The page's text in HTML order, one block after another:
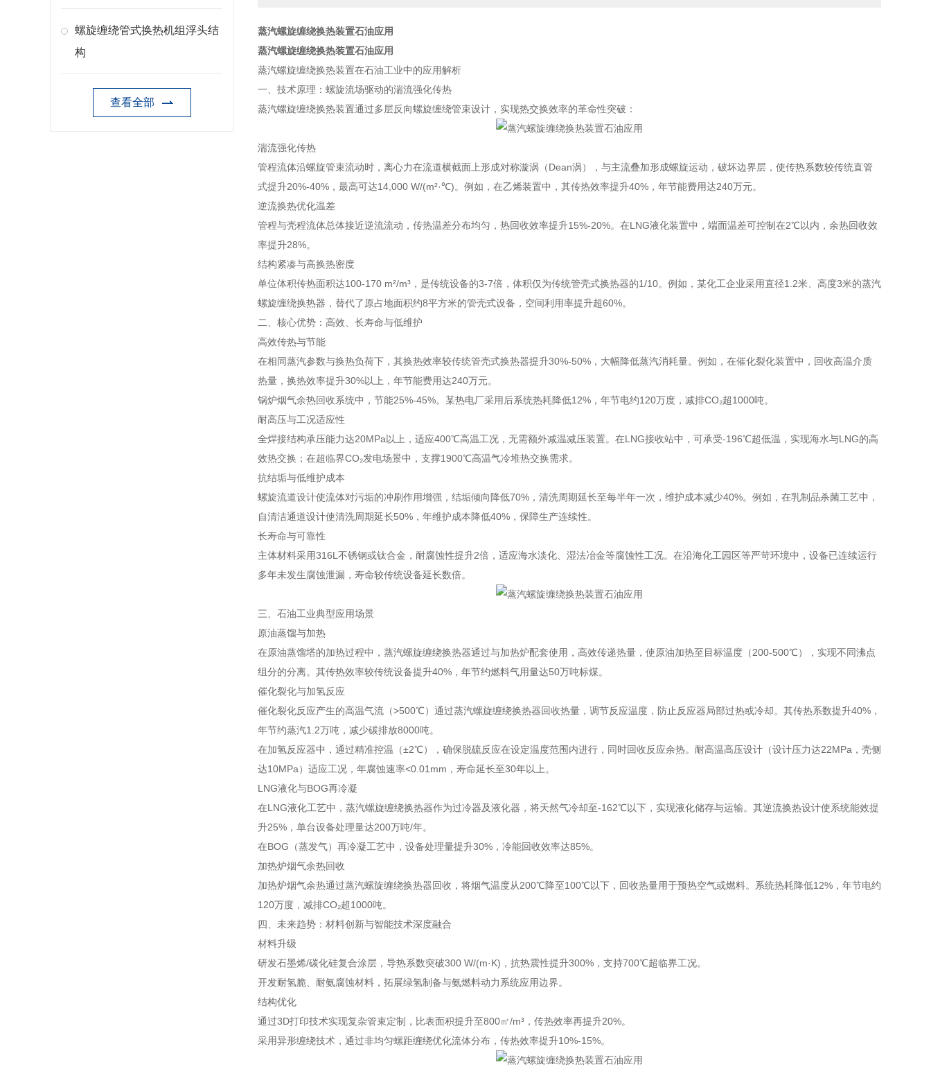
螺旋缠绕管式换热机组浮头结
构
查看全部
蒸汽螺旋缠绕换热装置石油应用
蒸汽螺旋缠绕换热装置石油应用
蒸汽螺旋缠绕换热装置在石油工业中的应用解析
一、技术原理：螺旋流场驱动的湍流强化传热
蒸汽螺旋缠绕换热装置通过多层反向螺旋缠绕管束设计，实现热交换效率的革命性突破：
湍流强化传热
管程流体沿螺旋管束流动时，离心力在流道横截面上形成对称漩涡（Dean涡），与主流叠加形成螺旋运动，破坏边界层，使传热系数较传统直管
式提升20%-40%，最高可达14,000 W/(m²·℃)。例如，在乙烯装置中，其传热效率提升40%，年节能费用达240万元。
逆流换热优化温差
管程与壳程流体总体接近逆流流动，传热温差分布均匀，热回收效率提升15%-20%。在LNG液化装置中，端面温差可控制在2℃以内，余热回收效
率提升28%。
结构紧凑与高换热密度
单位体积传热面积达100-170 m²/m³，是传统设备的3-7倍，体积仅为传统管壳式换热器的1/10。例如，某化工企业采用直径1.2米、高度3米的蒸汽
螺旋缠绕换热器，替代了原占地面积约8平方米的管壳式设备，空间利用率提升超60%。
二、核心优势：高效、长寿命与低维护
高效传热与节能
在相同蒸汽参数与换热负荷下，其换热效率较传统管壳式换热器提升30%-50%，大幅降低蒸汽消耗量。例如，在催化裂化装置中，回收高温介质
热量，换热效率提升30%以上，年节能费用达240万元。
锅炉烟气余热回收系统中，节能25%-45%。某热电厂采用后系统热耗降低12%，年节电约120万度，减排CO₂超1000吨。
耐高压与工况适应性
全焊接结构承压能力达20MPa以上，适应400℃高温工况，无需额外减温减压装置。在LNG接收站中，可承受-196℃超低温，实现海水与LNG的高
效热交换；在超临界CO₂发电场景中，支撑1900℃高温气冷堆热交换需求。
抗结垢与低维护成本
螺旋流道设计使流体对污垢的冲刷作用增强，结垢倾向降低70%，清洗周期延长至每半年一次，维护成本减少40%。例如，在乳制品杀菌工艺中，
自清洁通道设计使清洗周期延长50%，年维护成本降低40%，保障生产连续性。
长寿命与可靠性
主体材料采用316L不锈钢或钛合金，耐腐蚀性提升2倍，适应海水淡化、湿法冶金等腐蚀性工况。在沿海化工园区等严苛环境中，设备已连续运行
多年未发生腐蚀泄漏，寿命较传统设备延长数倍。
三、石油工业典型应用场景
原油蒸馏与加热
在原油蒸馏塔的加热过程中，蒸汽螺旋缠绕换热器通过与加热炉配套使用，高效传递热量，使原油加热至目标温度（200-500℃），实现不同沸点
组分的分离。其传热效率较传统设备提升40%，年节约燃料气用量达50万吨标煤。
催化裂化与加氢反应
催化裂化反应产生的高温气流（>500℃）通过蒸汽螺旋缠绕换热器回收热量，调节反应温度，防止反应器局部过热或冷却。其传热系数提升40%，
年节约蒸汽1.2万吨，减少碳排放8000吨。
在加氢反应器中，通过精准控温（±2℃），确保脱硫反应在设定温度范围内进行，同时回收反应余热。耐高温高压设计（设计压力达22MPa，壳侧
达10MPa）适应工况，年腐蚀速率<0.01mm，寿命延长至30年以上。
LNG液化与BOG再冷凝
在LNG液化工艺中，蒸汽螺旋缠绕换热器作为过冷器及液化器，将天然气冷却至-162℃以下，实现液化储存与运输。其逆流换热设计使系统能效提
升25%，单台设备处理量达200万吨/年。
在BOG（蒸发气）再冷凝工艺中，设备处理量提升30%，冷能回收效率达85%。
加热炉烟气余热回收
加热炉烟气余热通过蒸汽螺旋缠绕换热器回收，将烟气温度从200℃降至100℃以下，回收热量用于预热空气或燃料。系统热耗降低12%，年节电约
120万度，减排CO₂超1000吨。
四、未来趋势：材料创新与智能技术深度融合
材料升级
研发石墨烯/碳化硅复合涂层，导热系数突破300 W/(m·K)，抗热震性提升300%，支持700℃超临界工况。
开发耐氢脆、耐氨腐蚀材料，拓展绿氢制备与氨燃料动力系统应用边界。
结构优化
通过3D打印技术实现复杂管束定制，比表面积提升至800㎡/m³，传热效率再提升20%。
采用异形缠绕技术，通过非均匀螺距缠绕优化流体分布，传热效率提升10%-15%。